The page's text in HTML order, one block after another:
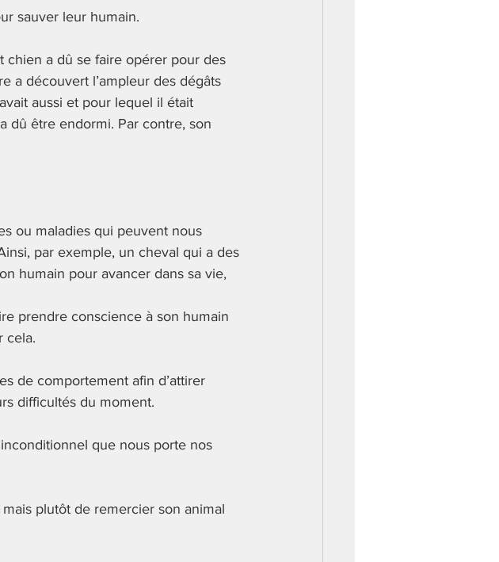
sauver leur humain.
chien a dû se faire opérer pour des
a découvert l’ampleur des dégâts
aussi et pour lequel il était
dû être endormi. Par contre, son
ou maladies qui peuvent nous
par exemple, un cheval qui a des
humain pour avancer dans sa vie,
prendre conscience à son humain
cela.
de comportement afin d’attirer
difficultés du moment.
que nous porte nos
plutôt de remercier son animal